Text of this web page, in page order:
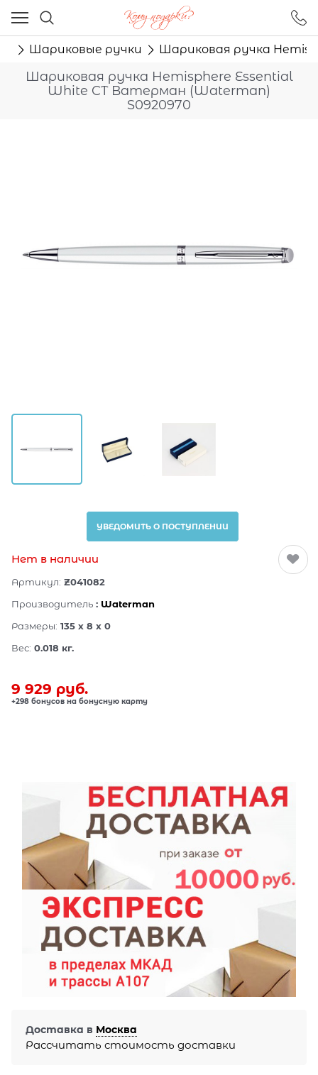
Шариковые ручки Шариковая ручка
Шариковая ручка Hemisphere Essential
White CT Ватерман (Waterman)
S0920970
УВЕДОМИТЬ О ПОСТУПЛЕНИИ
Нет в наличии
Артикул: Z041082
Производитель : Waterman
Размеры: 135 x 8 x 0
Вес: 0.018 кг.
9 929 руб.
+298 бонусов на бонусную карту
Доставка в Москва
Рассчитать стоимость доставки
Ваш город - Москва,
угадали?
ДА НЕТ